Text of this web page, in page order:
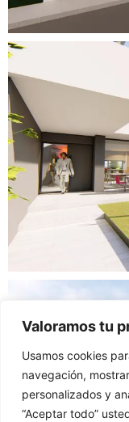
Valoramos tu
Usamos cookies
navegación,
personalizados y
“Aceptar todo”